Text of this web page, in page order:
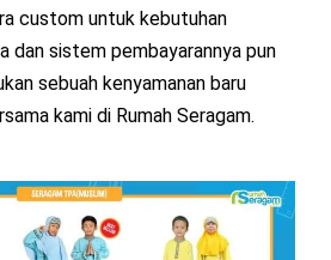
custom untuk kebutuhan
dan sistem pembayarannya pun
sebuah kenyamanan baru
kami di Rumah Seragam.